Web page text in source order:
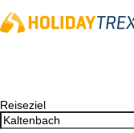
Reiseziel